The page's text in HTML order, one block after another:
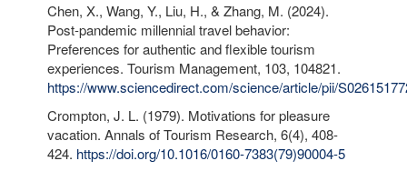
Chen, X., Wang, Y., Liu, H., & Zhang, M. (2024).
Post-pandemic millennial travel behavior:
Preferences for authentic and flexible tourism
experiences. Tourism Management, 103, 104821.
https://www.sciencedirect.com/science/article/pii/
Crompton, J. L. (1979). Motivations for pleasure
vacation. Annals of Tourism Research, 6(4), 408-
424. https://doi.org/10.1016/0160-7383(79)90004-5